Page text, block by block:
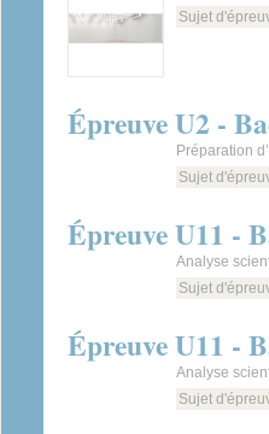
Sujet
Épreuve U2 -
Préparation
Sujet
Épreuve U11 -
Analyse
Sujet
Épreuve U11 -
Analyse
Sujet